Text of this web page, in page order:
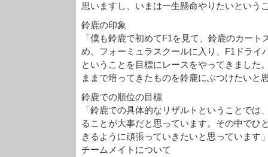
思いますし、いまは一生懸命やりたいという
鈴鹿の印象
「僕も鈴鹿で初めてF1を見て、鈴鹿のカー
め、フォーミュラスクールに入り、F1ドライ
ということを目標にレースをやってきました
ままで培ってきたものを鈴鹿にぶつけたいと
鈴鹿での順位の目標
「鈴鹿での具体的なリザルトということでは
ることが大事だと思っています。その中でひ
きるように頑張っていきたいと思っています
チームメイトについて